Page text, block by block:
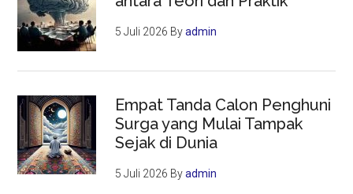
5 Juli 2026 Byadmin
Empat Tanda Calon Penghuni
Surga yang Mulai Tampak
Sejak di Dunia
5 Juli 2026 Byadmin